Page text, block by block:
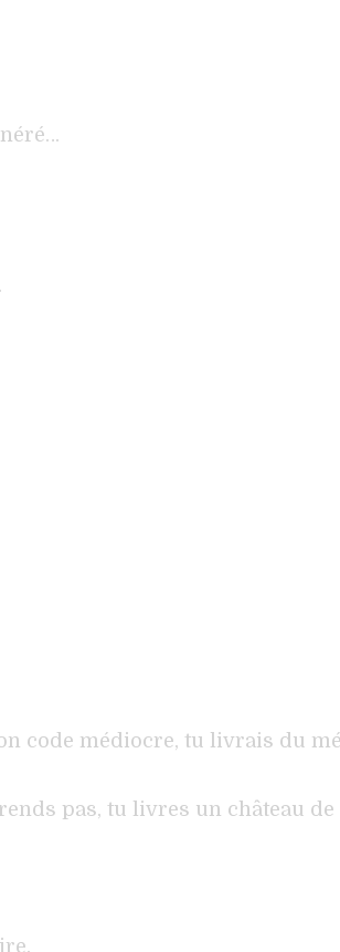
code médiocre, tu livrais du
pas, tu livres un château